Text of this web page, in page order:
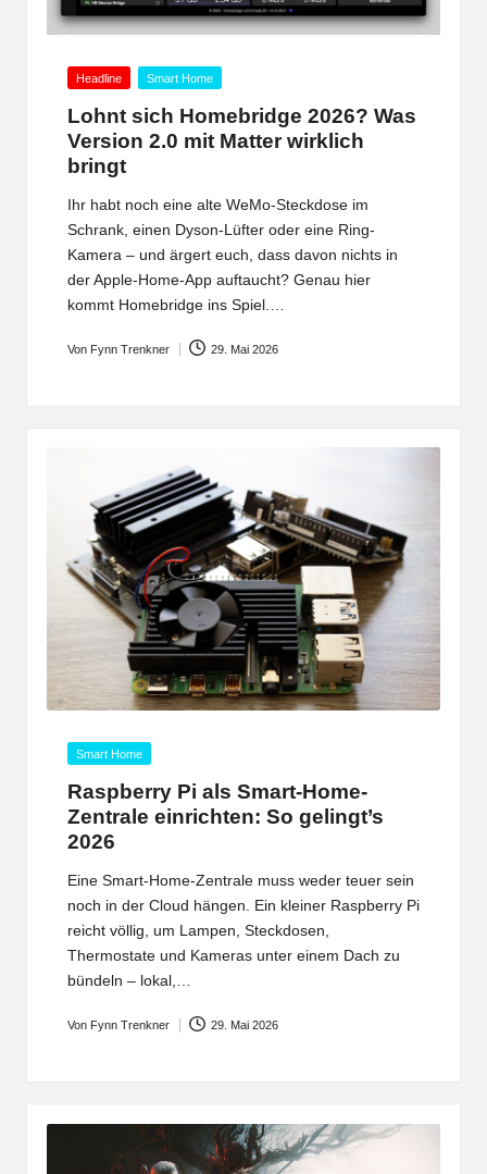
Posted
Headline Smart Home
Lohnt sich Homebridge 2026? Was
Version 2.0 mit Matter wirklich
bringt
Ihr habt noch eine alte WeMo-Steckdose im
Schrank, einen Dyson-Lüfter oder eine Ring-
Kamera – und ärgert euch, dass davon nichts in
der Apple-Home-App auftaucht? Genau hier
kommt Homebridge ins Spiel.…
Posted
Von Fynn Trenkner 29. Mai 2026
Posted
Smart Home
Raspberry Pi als Smart-Home-
Zentrale einrichten: So gelingt’s
2026
Eine Smart-Home-Zentrale muss weder teuer sein
noch in der Cloud hängen. Ein kleiner Raspberry Pi
reicht völlig, um Lampen, Steckdosen,
Thermostate und Kameras unter einem Dach zu
bündeln – lokal,…
Posted
Von Fynn Trenkner 29. Mai 2026